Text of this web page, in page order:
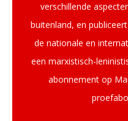
verschillende
buitenland, en
de nationale en
een marxistisch-
abonnement op